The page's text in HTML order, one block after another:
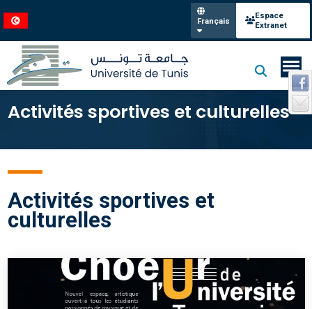
Français
Espace
Extranet
Activités sportives et culturelles
Activités sportives et
culturelles